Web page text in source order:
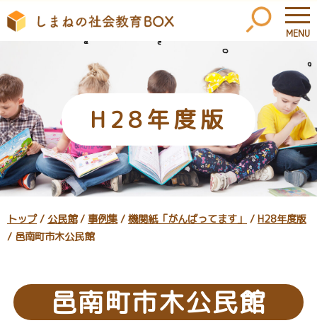
MENU
H28年度版
現
在
置：
トップ/ 公民館/ 事例集/ 機関紙「がんばってます」 / H28年度版
/ 邑南町市木公民館
邑南町市木公民館